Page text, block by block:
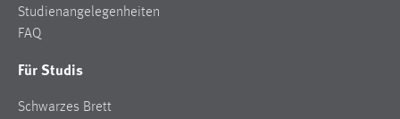
Studienangelegenheiten
FAQ
Für Studis
Schwarzes Brett